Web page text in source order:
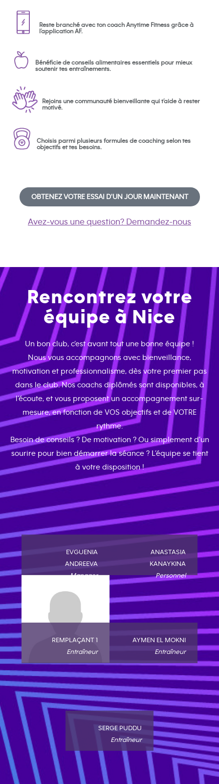
Reste branché avec ton coach Anytime Fitness grâce à
l’application AF.
Bénéficie de conseils alimentaires essentiels pour mieux
soutenir tes entraînements.
Rejoins une communauté bienveillante qui t’aide à rester
motivé.
Choisis parmi plusieurs formules de coaching selon tes
objectifs et tes besoins.
OBTENEZ VOTRE ESSAI D'UN JOUR MAINTENANT
Avez-vous une question? Demandez-nous
Rencontrez votre
équipe à Nice
Un bon club, c’est avant tout une bonne équipe !
Nous vous accompagnons avec bienveillance,
motivation et professionnalisme, dès votre premier pas
dans le club. Nos coachs diplômés sont disponibles, à
l’écoute, et vous proposent un accompagnement sur-
mesure, en fonction de VOS objectifs et de VOTRE
rythme.
Besoin de conseils ? De motivation ? Ou simplement d’un
sourire pour bien démarrer la séance ? L’équipe se tient
à votre disposition !
EVGUENIA
ANDREEVA
Manager
ANASTASIA
KANAYKINA
Personnel
REMPLAÇANT 1
Entraîneur
AYMEN EL MOKNI
Entraîneur
SERGE PUDDU
Entraîneur